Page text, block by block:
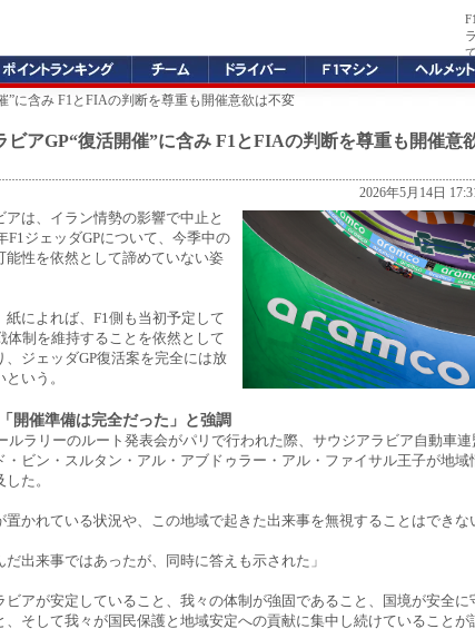
”に含み F1とFIAの判断を尊重も開催意欲は不変
ビアGP“復活開催”に含み F1とFIAの判断を尊重も開催意
2026年5月14日
アは、イラン情勢の影響で中止と
F1ジェッダGPについて、今季中の
能性を依然として諦めていない姿
紙によれば、F1側も当初予定して
体制を維持することを依然として
、ジェッダGP復活案を完全には放
いう。
開催準備は完全だった」と強調
ルラリーのルート発表会がパリで行われた際、サウジアラビア自動車連
・ビン・スルタン・アル・アブドゥラー・アル・ファイサル王子が地域
た。
置かれている状況や、この地域で起きた出来事を無視することはできな
だ出来事ではあったが、同時に答えも示された」
ビアが安定していること、我々の体制が強固であること、国境が安全に
、そして我々が国民保護と地域安定への貢献に集中し続けていることが